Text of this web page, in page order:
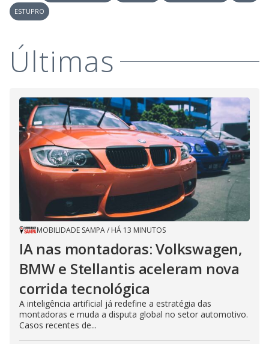
ESTUPRO
Últimas
MOBILIDADE SAMPA/ HÁ 13 MINUTOS
IA nas montadoras: Volkswagen,
BMW e Stellantis aceleram nova
corrida tecnológica
A inteligência artificial já redefine a estratégia das
montadoras e muda a disputa global no setor automotivo.
Casos recentes de...